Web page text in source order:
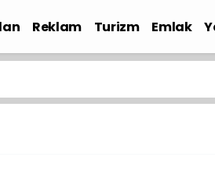
Reklam Turizm Emlak